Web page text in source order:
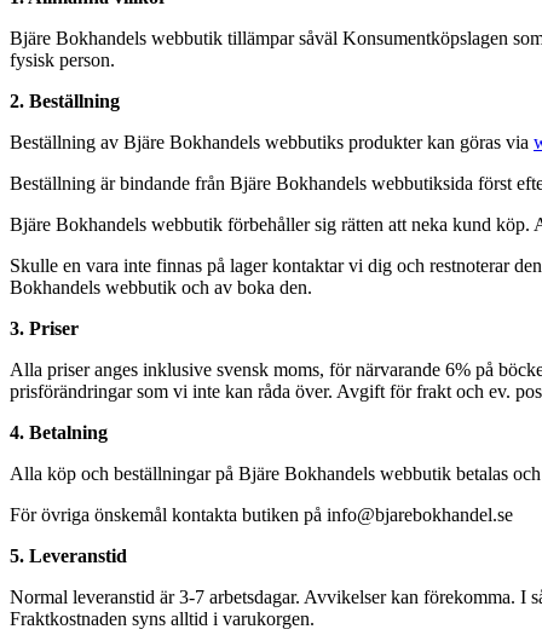
Bjäre Bokhandels webbutik tillämpar såväl Konsumentköpslagen
fysisk person.
2. Beställning
Beställning av Bjäre Bokhandels webbutiks produkter kan göras via
Beställning är bindande från Bjäre Bokhandels webbutiksida först
Bjäre Bokhandels webbutik förbehåller sig rätten att neka kund köp.
Skulle en vara inte finnas på lager kontaktar vi dig och restnoterar
Bokhandels webbutik och av boka den.
3. Priser
Alla priser anges inklusive svensk moms, för närvarande 6% på
prisförändringar som vi inte kan råda över. Avgift för frakt och ev.
4. Betalning
Alla köp och beställningar på Bjäre Bokhandels webbutik betalas
För övriga önskemål kontakta butiken på info@bjarebokhandel.se
5. Leveranstid
Normal leveranstid är 3-7 arbetsdagar. Avvikelser kan förekomma. I
Fraktkostnaden syns alltid i varukorgen.